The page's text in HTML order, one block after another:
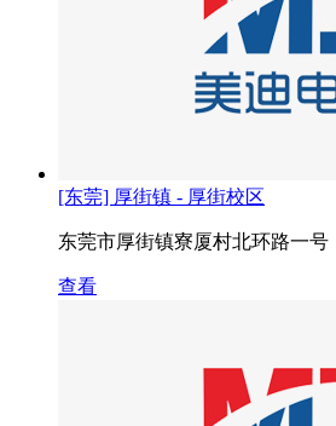
[东莞] 厚街镇 - 厚街校区
东莞市厚街镇寮厦村北环路一号
查看